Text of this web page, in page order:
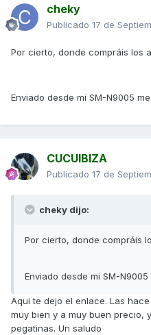
cheky
Publicado 17 de
Por cierto, donde compráis los
Enviado desde mi SM-N9005
CUCUIBIZA
Publicado 17 de
cheky dijo:
Por cierto, donde compráis
Enviado desde mi SM-
Aqui te dejo el enlace. Las
muy bien y a muy buen precio,
pegatinas. Un saludo